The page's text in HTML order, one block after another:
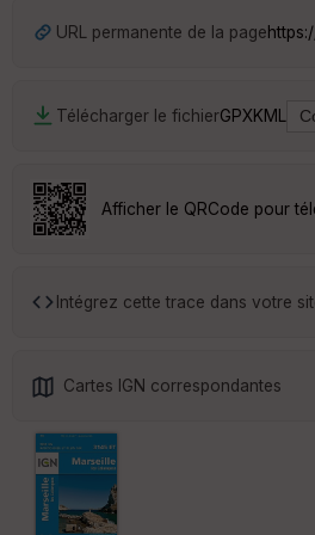
URL permanente de la page
Télécharger le fichierGPXKML
Afficher le QRCode pour
Intégrez cette trace dans votre
Cartes IGN correspondantes